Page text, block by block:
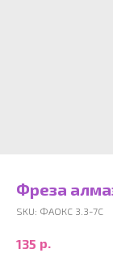
Фреза
SKU: ФАОКС 3.3-7С
135 р.